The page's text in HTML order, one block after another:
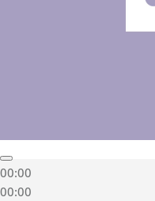
00:00
00:00